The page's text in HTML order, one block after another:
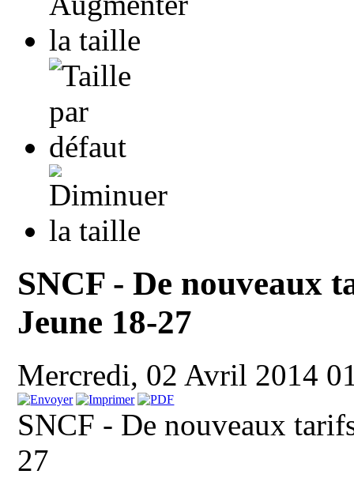
SNCF - De nouveaux
Jeune 18-27
Mercredi, 02 Avril 2014
SNCF - De nouveaux
27